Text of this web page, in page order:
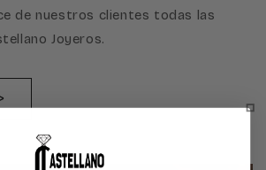
de nuestros clientes todas las
Joyeros.